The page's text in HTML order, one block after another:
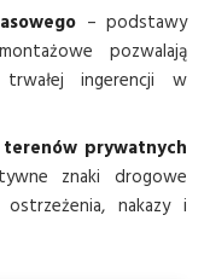
– podstawy
pozwalają
ingerencji w
prywatnych
znaki drogowe
ostrzeżenia, nakazy i